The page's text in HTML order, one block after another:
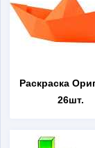
Раскраска
26шт.